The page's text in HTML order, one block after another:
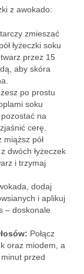
z awokado:
zmieszać
łyżeczki soku
przez 15
aby skóra
po prostu
soku
na
cerę.
miąższ pół
dwóch łyżeczek
i trzymaj
dodaj
i aplikuj
– doskonale
Połącz
oraz miodem, a
minut przed